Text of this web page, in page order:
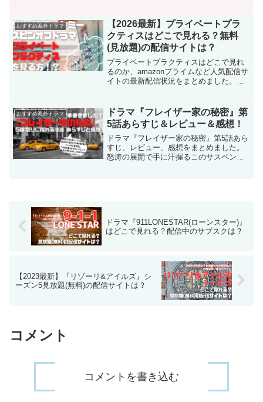
ようとされている方にもお得に視聴でき
る方法をご紹介します！
おすすめ海外ドラマ
【2026最新】プライベートプラ
クティスはどこで見れる？無料
(見放題)の配信サイトは？
プライベートプラクティスはどこで見れ
るのか、amazonプライムなど人気配信サ
イトの最新配信状況をまとめました。グ
ラマの最新配信状況と見どころ、ネタバ
レなしのあらすじや感想をご紹介しま
す。
おすすめ海外ドラマ
ドラマ『フレイザー家の秘密』第
5話あらすじ＆レビュー＆感想！
ドラマ『フレイザー家の秘密』第5話あら
すじ、レビュー、感想をまとめました。
怒涛の展開で手に汗握るこのサスペンス
ドラマ『911LONESTAR(ローンスター)』
はどこで見れる？配信中のサブスクは？
【2023最新】『リゾーリ&アイルズ』シ
ーズン5見放題(無料)の配信サイトは？
コメント
コメントを書き込む